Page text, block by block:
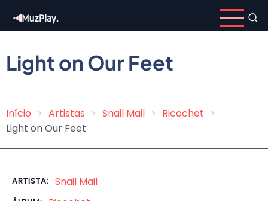
para
conteúdo
principal
Light on Our Feet
Trilha
Início Artistas Snail Mail
Ricochet
Light on Our Feet
ARTISTA: Snail Mail